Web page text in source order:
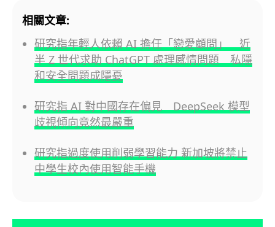
相關文章:
研究指年輕人依賴 AI 擔任「戀愛顧問」 近
半 Z 世代求助 ChatGPT 處理感情問題 私隱
和安全問題成隱憂
研究指 AI 對中國存在偏見 DeepSeek 模型
歧視傾向竟然最嚴重
研究指過度使用削弱學習能力 新加坡將禁止
中學生校內使用智能手機